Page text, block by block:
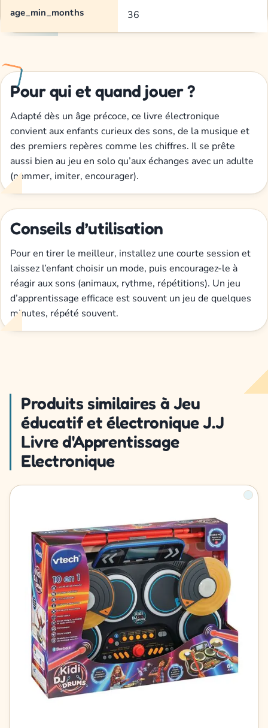
age_min_months 36
Pour qui et quand jouer ?
Adapté dès un âge précoce, ce livre électronique
convient aux enfants curieux des sons, de la musique et
des premiers repères comme les chiffres. Il se prête
aussi bien au jeu en solo qu’aux échanges avec un adulte
(nommer, imiter, encourager).
Conseils d’utilisation
Pour en tirer le meilleur, installez une courte session et
laissez l’enfant choisir un mode, puis encouragez-le à
réagir aux sons (animaux, rythme, répétitions). Un jeu
d’apprentissage efficace est souvent un jeu de quelques
minutes, répété souvent.
Produits similaires à Jeu
éducatif et électronique J.J
Livre d'Apprentissage
Electronique